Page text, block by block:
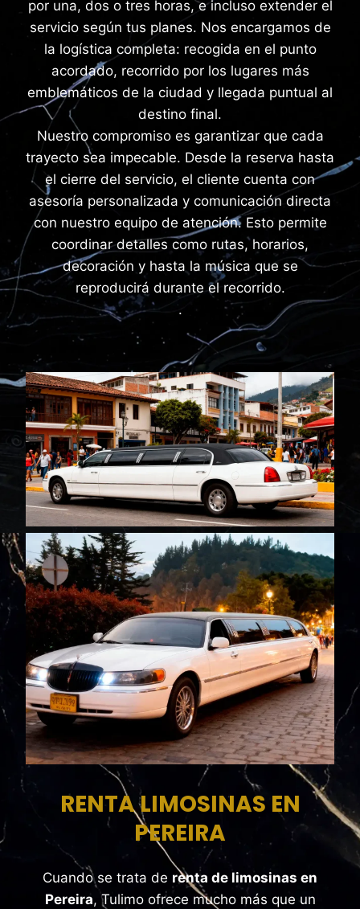
por una, dos o tres horas, e incluso extender el
servicio según tus planes. Nos encargamos de
la logística completa: recogida en el punto
acordado, recorrido por los lugares más
emblemáticos de la ciudad y llegada puntual al
destino final.
Nuestro compromiso es garantizar que cada
trayecto sea impecable. Desde la reserva hasta
el cierre del servicio, el cliente cuenta con
asesoría personalizada y comunicación directa
con nuestro equipo de atención. Esto permite
coordinar detalles como rutas, horarios,
decoración y hasta la música que se
reproducirá durante el recorrido.
.
RENTA LIMOSINAS EN
PEREIRA
Cuando se trata de renta de limosinas en
Pereira, Tulimo ofrece mucho más que un